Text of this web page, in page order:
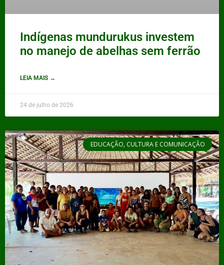
Indígenas mundurukus investem
no manejo de abelhas sem ferrão
LEIA MAIS →
24 de julho de 2026
EDUCAÇÃO, CULTURA E COMUNICAÇÃO